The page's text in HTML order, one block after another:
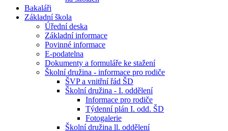
Bakaláři
Základní škola
Úřední deska
Základní informace
Povinné informace
E-podatelna
Dokumenty a formuláře ke stažení
Školní družina - informace pro rodiče
ŠVP a vnitřní řád ŠD
Školní družina - I. oddělení
Informace pro rodiče
Týdenní plán I. odd. ŠD
Fotogalerie
Školní družina ll. oddělení